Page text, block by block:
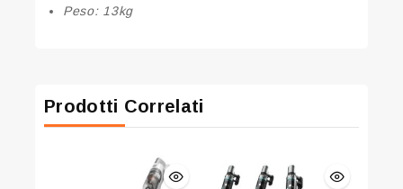
Peso: 13kg
Prodotti Correlati